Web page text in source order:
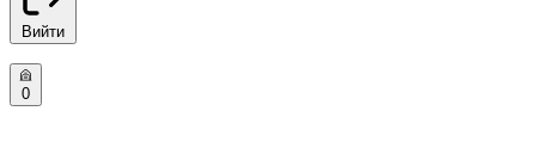
Вийти
0